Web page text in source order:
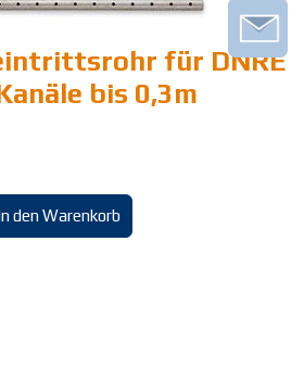
für DNRE
bis 0,3m
den Warenkorb